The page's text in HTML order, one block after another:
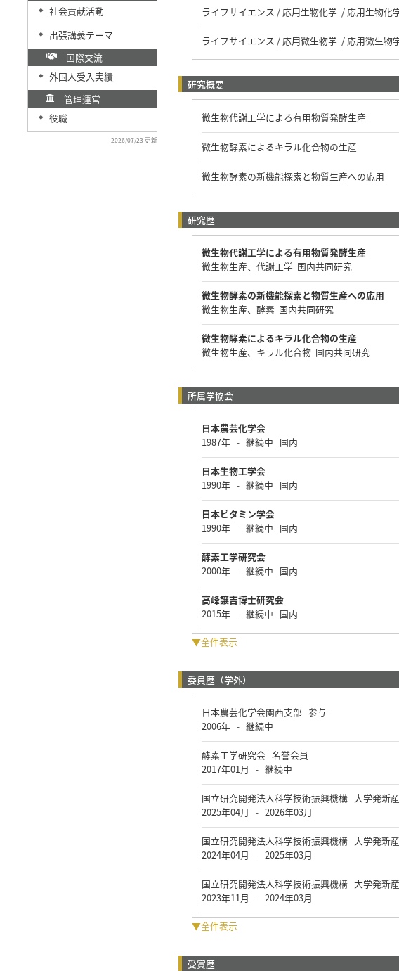
◆ 社会貢献活動
◆
出張講義テーマ
国際交流
◆
外国人受入実績
管理運営
◆ 役職
2026/07/23 更新
ライフサイエンス / 応用生物化学 / 応用生物化
ライフサイエンス / 応用微生物学 / 応用微生物
研究概要
微生物代謝工学による有用物質発酵生産
微生物酵素によるキラル化合物の生産
微生物酵素の新機能探索と物質生産への応用
研究歴
微生物代謝工学による有用物質発酵生産
微生物生産、代謝工学 国内共同研究
微生物酵素の新機能探索と物質生産への応用
微生物生産、酵素 国内共同研究
微生物酵素によるキラル化合物の生産
微生物生産、キラル化合物 国内共同研究
所属学協会
日本農芸化学会
1987年 - 継続中 国内
日本生物工学会
1990年 - 継続中 国内
日本ビタミン学会
1990年 - 継続中 国内
酵素工学研究会
2000年 - 継続中 国内
高峰譲吉博士研究会
2015年 - 継続中 国内
▼全件表示
委員歴（学外）
日本農芸化学会関西支部 参与
2006年 - 継続中
酵素工学研究会 名誉会員
2017年01月
- 継続中
国立研究開発法人科学技術振興機構 大学発新
2025年04月
- 2026年03月
国立研究開発法人科学技術振興機構 大学発新
2024年04月
- 2025年03月
国立研究開発法人科学技術振興機構 大学発新
2023年11月
- 2024年03月
▼全件表示
受賞歴